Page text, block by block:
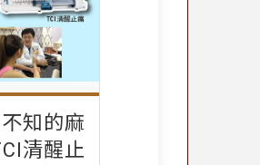
知的麻
清醒止